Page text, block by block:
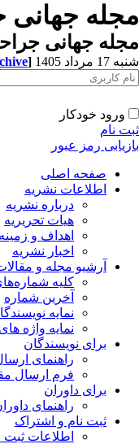
مجله جهانی
مجله جهانی
شنبه 17 مرداد 1405 ]
ورود خودکار
ثبت نام
بازیابی رمز عبور
صفحه اصلی
اطلاعات نشریه
درباره نشریه
هیات تحریریه
اهداف و
اخبار نشریه
آرشیو مجله و
کلیه
آخرین شماره
نمایه
نمایه واژه
برای نویسندگان
راهنمای
فرم ارسال
برای داوران
راهنمای
ثبت نام و اشتراک
اطلاعات ثبت